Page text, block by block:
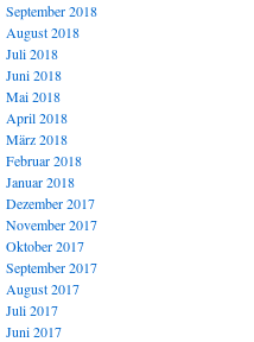
September 2018
August 2018
Juli 2018
Juni 2018
Mai 2018
April 2018
März 2018
Februar 2018
Januar 2018
Dezember 2017
November 2017
Oktober 2017
September 2017
August 2017
Juli 2017
Juni 2017